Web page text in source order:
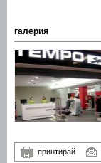
галерия
принтирай